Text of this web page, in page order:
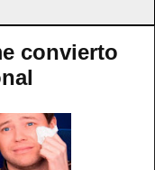
convierto